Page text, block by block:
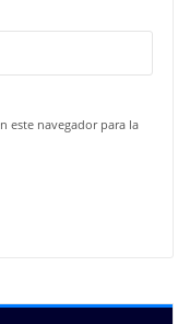
este navegador para la